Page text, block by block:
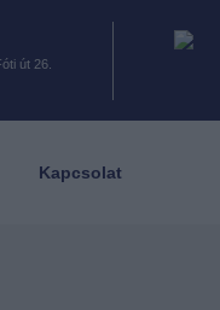
út 26.
Kapcsolat